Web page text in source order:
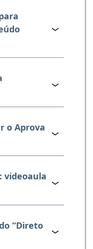
o Aprova
videoaula
“Direto